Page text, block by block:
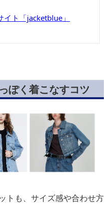
ト「jacketblue」
ぽく着こなすコツ
トも、サイズ感や合わせ方